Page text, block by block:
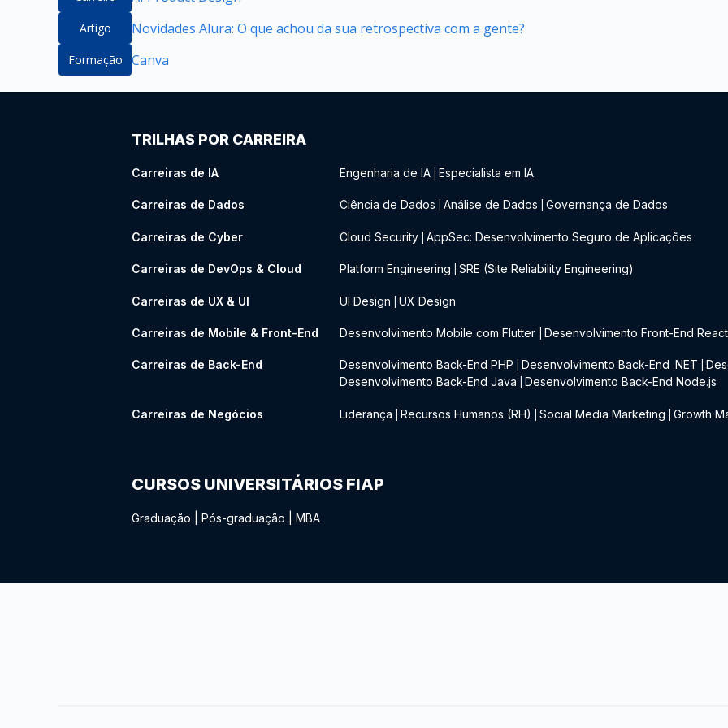
Artigo Novidades Alura: O que achou da sua retrospectiva com a gente?
Formação Canva
TRILHAS POR CARREIRA
Carreiras de IA Engenharia de IA Especialista em IA
Carreiras de Dados Ciência de Dados Análise de Dados Governança de Dados
Carreiras de Cyber Cloud Security AppSec: Desenvolvimento Seguro de Aplicações
Carreiras de DevOps & Cloud Platform Engineering SRE (Site Reliability Engineering)
Carreiras de UX & UI UI Design UX Design
Carreiras de Mobile & Front-End Desenvolvimento Mobile com Flutter Desenvolvimento Front-End React
Carreiras de Back-End Desenvolvimento Back-End PHP Desenvolvimento Back-End .NET
Desenvolvimento Back-End Java
Desenvolvimento Back-End Node.js
Carreiras de Negócios Liderança Recursos Humanos (RH) Social Media Marketing Growth
CURSOS UNIVERSITÁRIOS FIAP
Graduação Pós-graduação MBA